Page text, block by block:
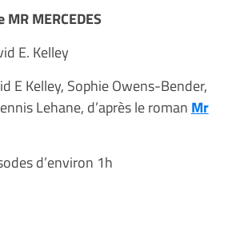
MERCEDES
E. Kelley
E Kelley, Sophie Owens-Bender,
Lehane, d’après le roman Mr
d’environ 1h